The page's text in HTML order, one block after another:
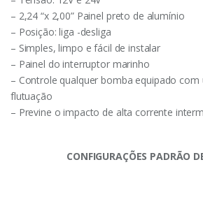
– 2,24 “x 2,00” Painel preto de alumínio
– Posição:liga -desliga
– Simples, limpo e fácil de instalar
– Painel do interruptor marinho
– Controle qualquer bomba equipado
flutuação
– Previne o impacto de alta corrente
CONFIGURAÇÕES PADRÃO